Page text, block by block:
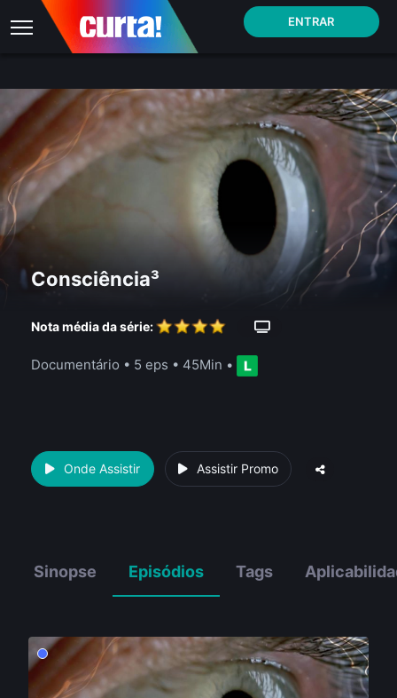
ENTRAR
Consciência³
Nota média da série:
Documentário • 5 eps • 45Min •
Onde Assistir Assistir Promo
Sinopse Episódios Tags